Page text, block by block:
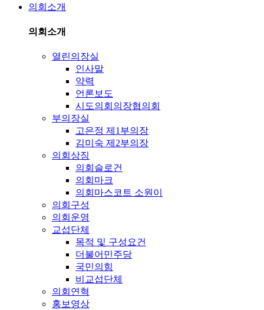
의회소개
의회소개
열린의장실
인사말
약력
언론보도
시도의회의장협의회
부의장실
고은정 제1부의장
김미숙 제2부의장
의회상징
의회슬로건
의회마크
의회마스코트 소원이
의회구성
의회운영
교섭단체
목적 및 구성요건
더불어민주당
국민의힘
비교섭단체
의회연혁
홍보영상